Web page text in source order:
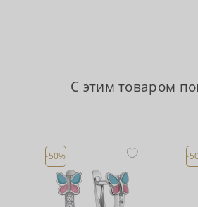
С этим товаром
-50% -